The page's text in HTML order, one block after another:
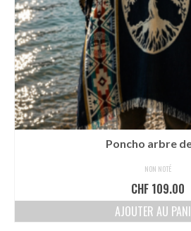
Poncho arbre
NON NOTÉ
CHF 109.00
AJOUTER AU